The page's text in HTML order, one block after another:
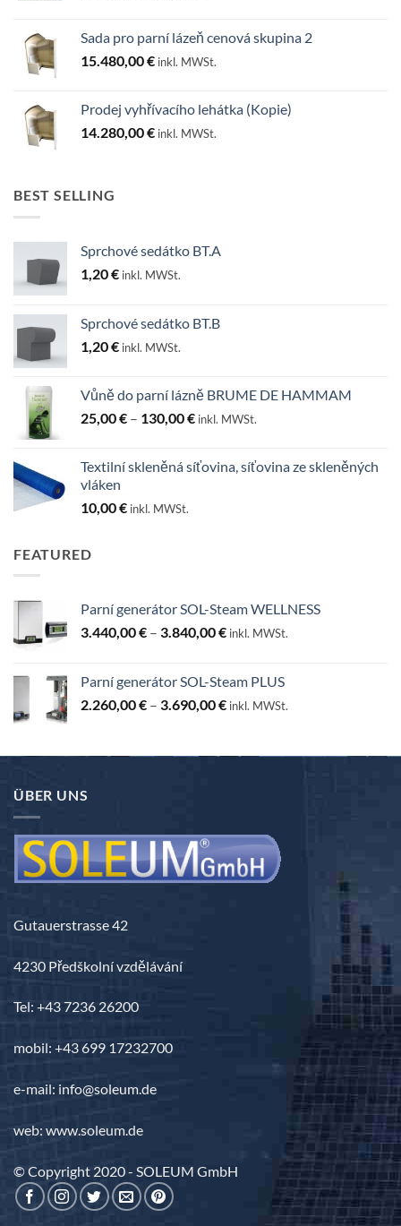
Sada pro parní lázeň cenová skupina 2
15.480,00€ inkl. MWSt.
Prodej vyhřívacího lehátka (Kopie)
14.280,00€ inkl. MWSt.
BEST SELLING
Sprchové sedátko BT.A
1,20€ inkl. MWSt.
Sprchové sedátko BT.B
1,20€ inkl. MWSt.
Vůně do parní lázně BRUME DE HAMMAM
25,00€ – 130,00€Rozpětí
až
inkl. MWSt.
Textilní skleněná síťovina, síťovina ze skleněných
vláken
10,00€ inkl. MWSt.
FEATURED
Parní generátor SOL-Steam WELLNESS
3.440,00€ – 3.840,00€Rozpětí
až
3.840,00 €
inkl. MWSt.
Parní generátor SOL-Steam PLUS
2.260,00€ – 3.690,00€Rozpětí
až
inkl. MWSt.
ÜBER UNS
Gutauerstrasse 42
4230 Předškolní vzdělávání
Tel: +43 7236 26200
mobil: +43 699 17232700
e-mail: info@soleum.de
web: www.soleum.de
© Copyright 2020 - SOLEUM GmbH